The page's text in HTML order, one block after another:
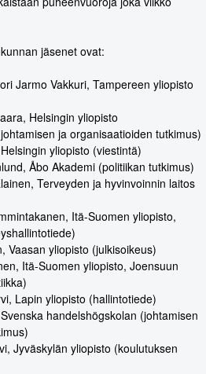
jäsenet ovat:
Jarmo Vakkuri, Tampereen yliopisto
Helsingin yliopisto
ja organisaatioiden tutkimus)
yliopisto (viestintä)
Åbo Akademi (politiikan tutkimus)
Terveyden ja hyvinvoinnin laitos
Itä-Suomen yliopisto,
Vaasan yliopisto (julkisoikeus)
Itä-Suomen yliopisto, Joensuun
Lapin yliopisto (hallintotiede)
handelshögskolan (johtamisen
Jyväskylän yliopisto (koulutuksen